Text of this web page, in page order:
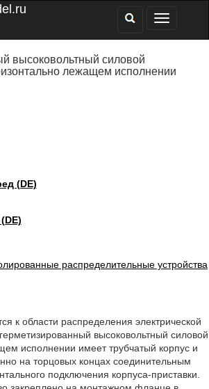
высоковольтный силовой
лежащем исполнении
(DE)
распределительные устройства
к области распределения электрической
высоковольтный силовой
исполнении имеет трубчатый корпус и
на торцовых концах соединительным
подключения корпуса-приставки.